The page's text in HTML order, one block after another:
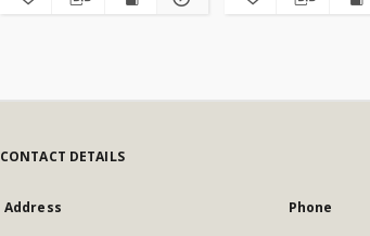
CONTACT DETAILS
Address Phone